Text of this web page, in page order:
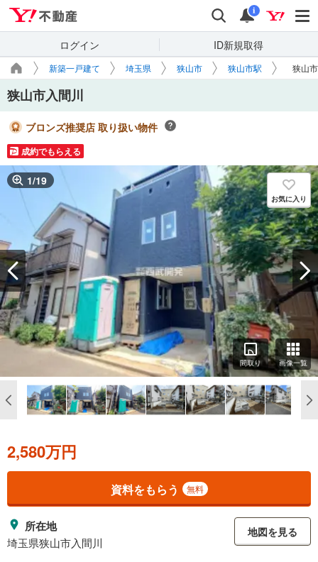
検索 通知
i
ログイン ID新規取得
新築一戸建て 埼玉県 狭山市 狭山市駅 狭山
狭山市入間川
ブロンズ推奨店 取り扱い物件
成約でもらえる
1/19
お気に入り
間取り 画像一覧
2,580万円
資料をもらう 無料
所在地
埼玉県狭山市入間川
地図を見る